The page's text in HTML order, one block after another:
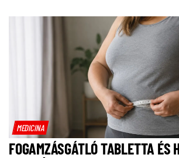
MEDICINA
FOGAMZÁSGÁTLÓ TABLETTA ÉS